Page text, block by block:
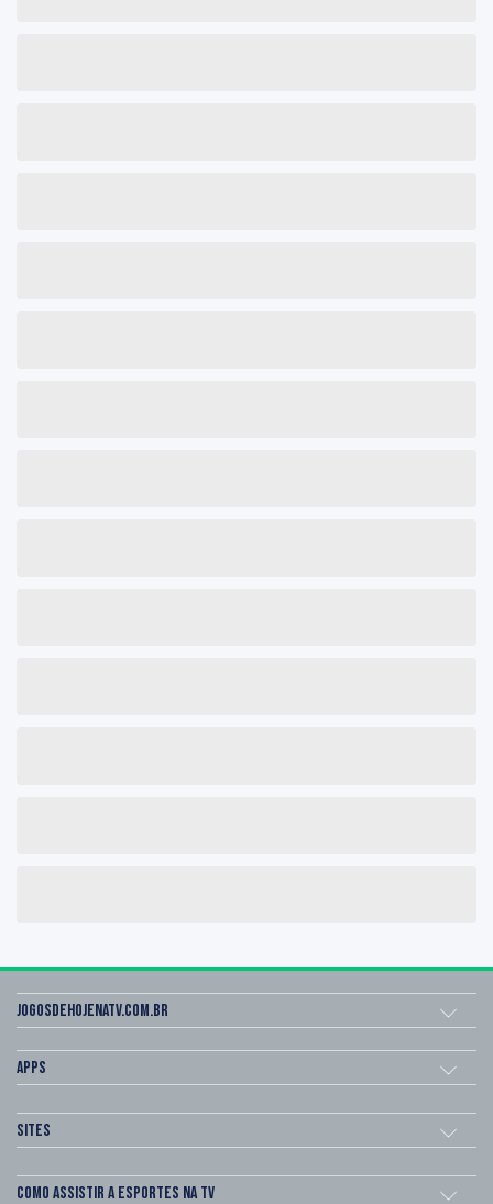
Jogosdehojenatv.com.br
Apps
Sites
Como assistir a esportes na TV